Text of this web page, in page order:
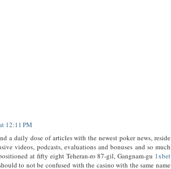
12:11 PM
a daily dose of articles with the newest poker news, reside
videos, podcasts, evaluations and bonuses and so much
at fifty eight Teheran-ro 87-gil, Gangnam-gu 1xbet
to not be confused with the casino with the same name